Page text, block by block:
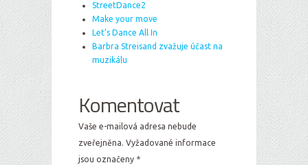
StreetDance2
Make your move
Let’s Dance All In
Barbra Streisand zvažuje účast na
muzikálu
Komentovat
Vaše e-mailová adresa nebude
zveřejněna. Vyžadované informace
jsou označeny *